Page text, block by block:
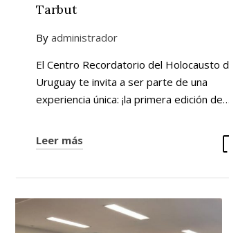
Tarbut
By administrador
El Centro Recordatorio del Holocausto
Uruguay te invita a ser parte de una
experiencia única: ¡la primera edición de…
Leer más